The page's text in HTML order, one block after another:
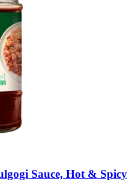
Sauce, Hot & Spicy